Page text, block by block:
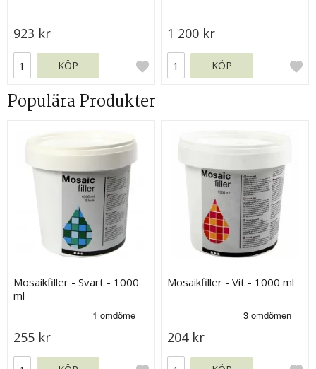
923 kr
KÖP
1 200 kr
KÖP
Populära Produkter
Mosaikfiller - Svart - 1000
ml
255 kr
Mosaikfiller - Vit - 1000 ml
204 kr